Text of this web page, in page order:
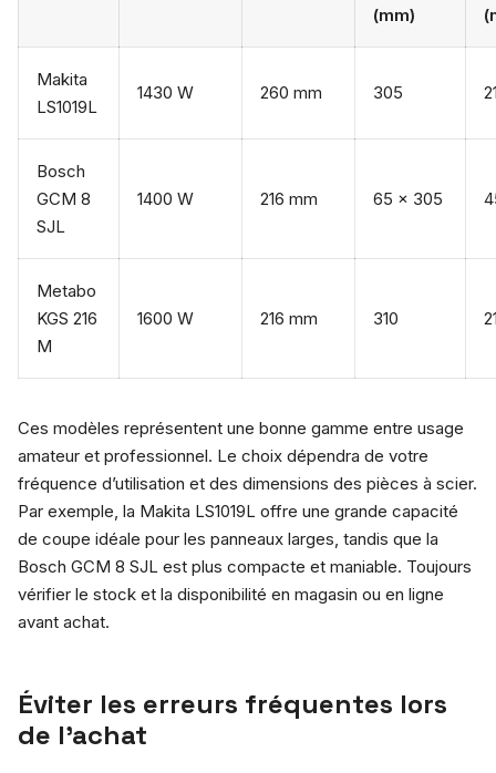
(mm)
Makita
LS1019L
1430 W 260 mm 305
Bosch
GCM 8
SJL
1400 W 216 mm 65 x 305
Metabo
KGS 216
M
1600 W 216 mm 310
Ces modèles représentent une bonne gamme entre usage
amateur et professionnel. Le choix dépendra de votre
fréquence d’utilisation et des dimensions des pièces à scier.
Par exemple, la Makita LS1019L offre une grande capacité
de coupe idéale pour les panneaux larges, tandis que la
Bosch GCM 8 SJL est plus compacte et maniable. Toujours
vérifier le stock et la disponibilité en magasin ou en ligne
avant achat.
Éviter les erreurs fréquentes lors
de l’achat